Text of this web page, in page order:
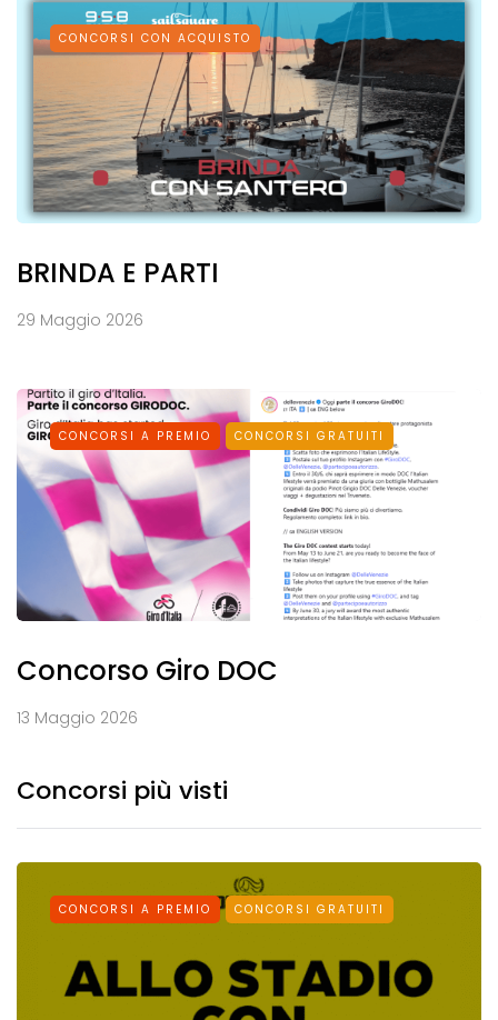
CONCORSI CON ACQUISTO
BRINDA E PARTI
29 Maggio 2026
CONCORSI A PREMIO CONCORSI GRATUITI
Concorso Giro DOC
13 Maggio 2026
Concorsi più visti
CONCORSI A PREMIO CONCORSI GRATUITI